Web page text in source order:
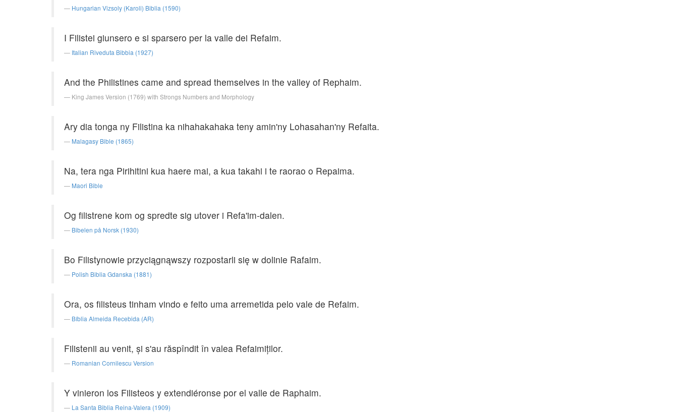
Hungarian Vizsoly (Karoli) Biblia (1590)
I Filistei giunsero e si sparsero per la valle dei Refaim.
Italian Riveduta Bibbia (1927)
And the Philistines came and spread themselves in the valley of Rephaim.
King James Version (1769) with Strongs Numbers and Morphology
Ary dia tonga ny Filistina ka nihahakahaka teny amin'ny Lohasahan'ny Refaita.
Malagasy Bible (1865)
Na, tera nga Pirihitini kua haere mai, a kua takahi i te raorao o Repaima.
Maori Bible
Og filistrene kom og spredte sig utover i Refa'im-dalen.
Bibelen på Norsk (1930)
Bo Filistynowie przyciągnąwszy rozpostarli się w dolinie Rafaim.
Polish Biblia Gdanska (1881)
Ora, os filisteus tinham vindo e feito uma arremetida pelo vale de Refaim.
Bíblia Almeida Recebida (AR)
Filistenii au venit, şi s'au răspîndit în valea Refaimiţilor.
Romanian Cornilescu Version
Y vinieron los Filisteos y extendiéronse por el valle de Raphaim.
La Santa Biblia Reina-Valera (1909)